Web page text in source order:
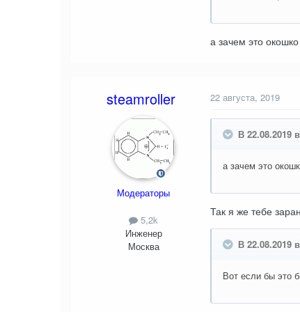
а зачем это
steamroller
Модераторы
5,2k
Инженер
Москва
22 августа, 2019
В 22.08.2019
а зачем это
Так я же тебе
В 22.08.2019
Вот если бы это